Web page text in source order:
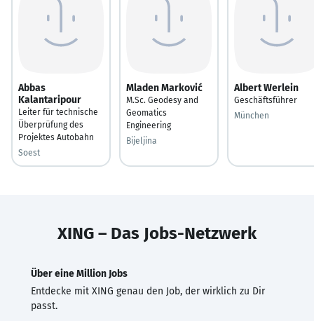
Abbas
Kalantaripour
Leiter für technische
Überprüfung des
Projektes Autobahn
Soest
Mladen Marković
M.Sc. Geodesy and
Geomatics
Engineering
Bijeljina
Albert Werlein
Geschäftsführer
München
XING – Das Jobs-Netzwerk
Über eine Million Jobs
Entdecke mit XING genau den Job, der wirklich zu Dir
passt.